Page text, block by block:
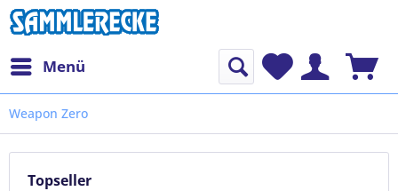
Menü
Weapon Zero
Topseller